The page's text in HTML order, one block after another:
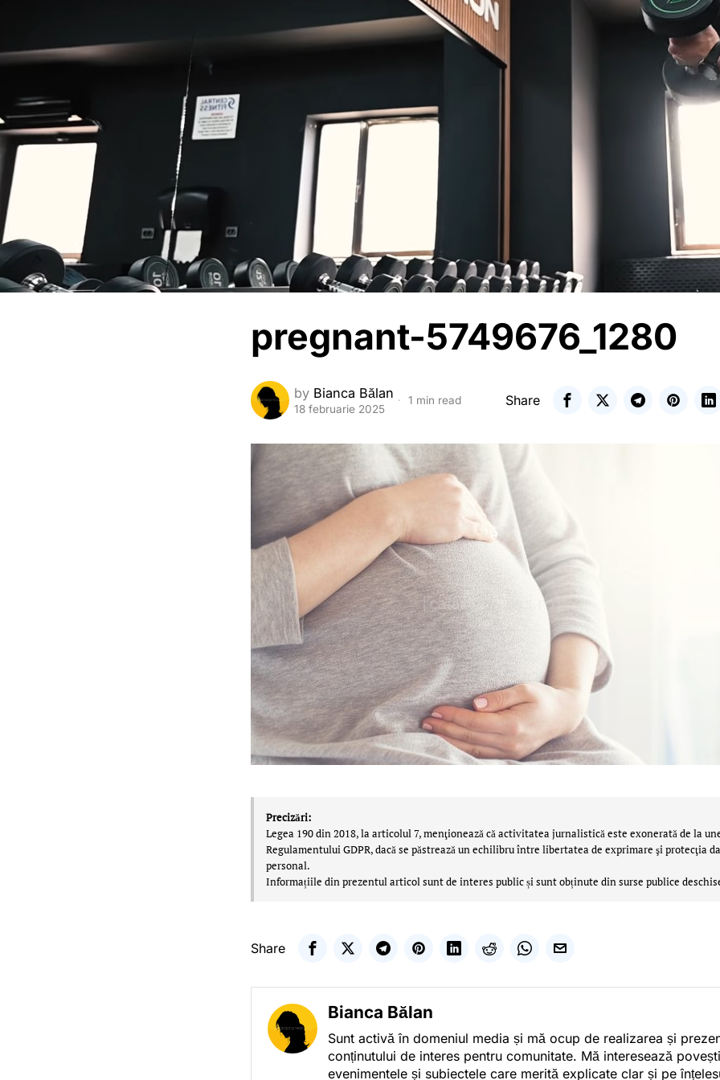
pregnant-5749676_1280
by Bianca Bălan
18 februarie 2025
1 min read Share
Precizări:
Legea 190 din 2018, la articolul 7, menţionează că activitatea jurnalistică este exonerată de la
Regulamentului GDPR, dacă se păstrează un echilibru între libertatea de exprimare şi protecţia
personal.
Informațiile din prezentul articol sunt de interes public și sunt obținute din surse publice
Share
Bianca Bălan
Sunt activă în domeniul media și mă ocup de realizarea și
conținutului de interes pentru comunitate. Mă interesează
evenimentele și subiectele care merită explicate clar și pe